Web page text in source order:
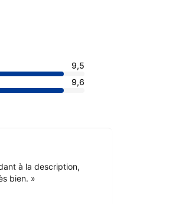
9,5
9,6
à la description,
bien. »